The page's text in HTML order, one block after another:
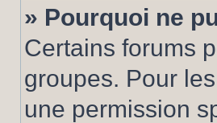
» Pourquoi ne
Certains forums
groupes. Pour
une permission